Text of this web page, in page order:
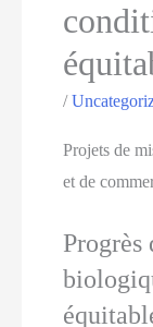
/
Projets de
et de